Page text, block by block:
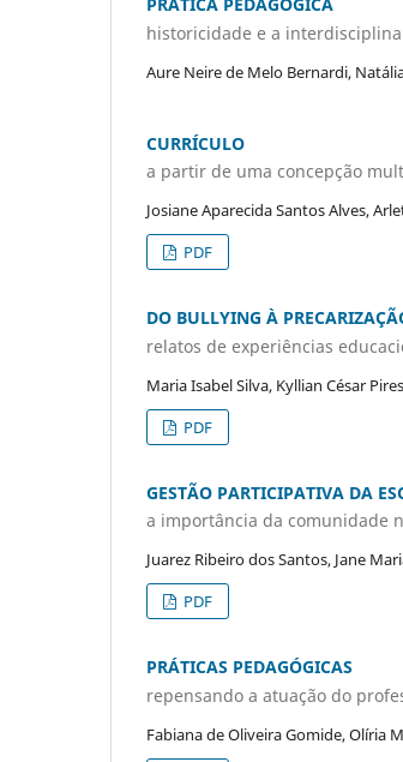
historicidade e a
Aure Neire de Melo Bernardi,
CURRÍCULO
a partir de uma concepção
Josiane Aparecida Santos Alves,
PDF
DO BULLYING À
relatos de experiências
Maria Isabel Silva, Kyllian César
PDF
GESTÃO PARTICIPATIVA DA
a importância da comunidade
Juarez Ribeiro dos Santos, Jane
PDF
PRÁTICAS PEDAGÓGICAS
repensando a atuação do
Fabiana de Oliveira Gomide, Olíria